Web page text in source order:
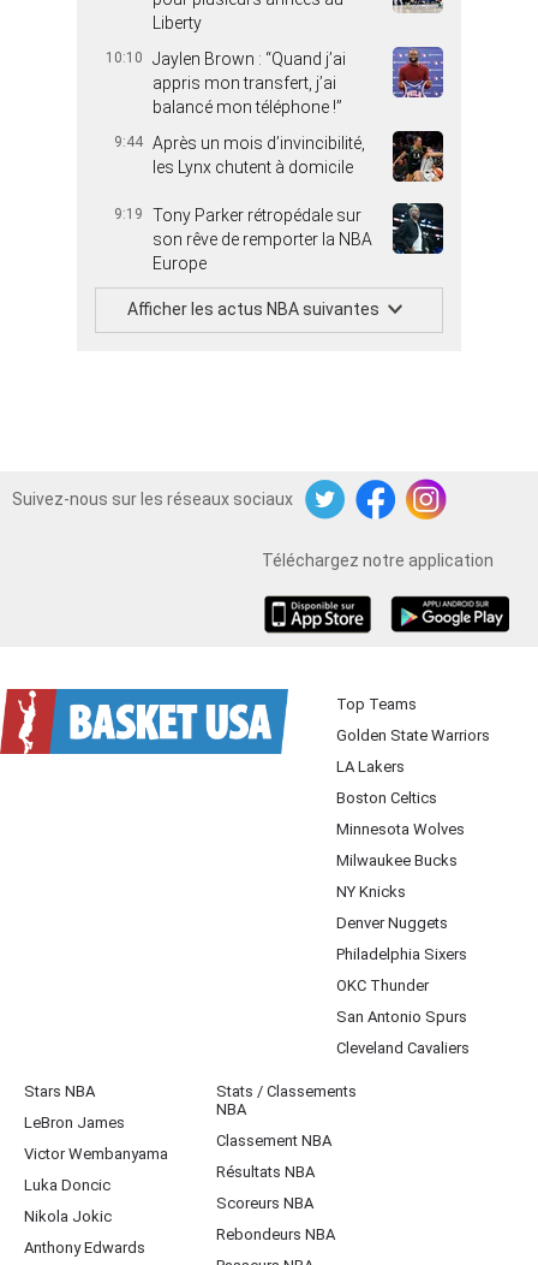
Liberty
10:10
Jaylen Brown : “Quand j’ai
appris mon transfert, j’ai
balancé mon téléphone !”
9:44 Après un mois d’invincibilité,
les Lynx chutent à domicile
9:19
Tony Parker rétropédale sur
son rêve de remporter la NBA
Europe
Afficher les actus NBA suivantes
Suivez-nous sur les réseaux sociaux
TwitterFacebookInstagram
Téléchargez notre application
Top Teams
Golden State Warriors
LA Lakers
Boston Celtics
Minnesota Wolves
Milwaukee Bucks
NY Knicks
Denver Nuggets
Philadelphia Sixers
OKC Thunder
San Antonio Spurs
Cleveland Cavaliers
Stars NBA
LeBron James
Victor Wembanyama
Luka Doncic
Nikola Jokic
Anthony Edwards
Stats / Classements
NBA
Classement NBA
Résultats NBA
Scoreurs NBA
Rebondeurs NBA